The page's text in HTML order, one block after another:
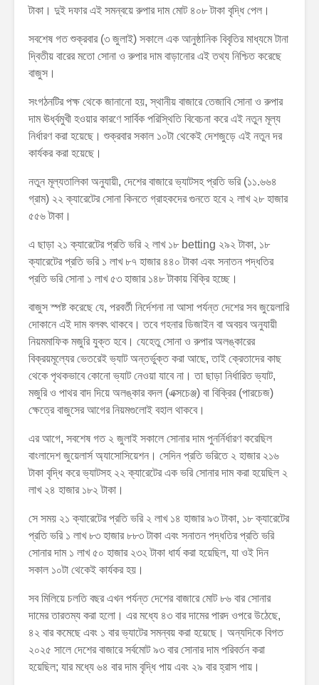
টাকা। দুই দফার এই সমন্বয়ে রুপার দাম মোট ৪০৮ টাকা বৃদ্ধি পেল।
সবশেষ গত শুক্রবার (৩ জুলাই) সকালে এক আনুষ্ঠানিক বিবৃতির মাধ্যমে টানা
দ্বিতীয় বারের মতো সোনা ও রুপার দাম বাড়ানোর এই তথ্য নিশ্চিত করেছে
বাজুস।
সংগঠনটির পক্ষ থেকে জানানো হয়, স্থানীয় বাজারে তেজাবি সোনা ও রুপার
দাম ঊর্ধ্বমুখী হওয়ার কারণে সার্বিক পরিস্থিতি বিবেচনা করে এই নতুন মূল্য
নির্ধারণ করা হয়েছে। শুক্রবার সকাল ১০টা থেকেই দেশজুড়ে এই নতুন দর
কার্যকর করা হয়েছে।
নতুন মূল্যতালিকা অনুযায়ী, দেশের বাজারে ভ্যাটসহ প্রতি ভরি (১১.৬৬৪
গ্রাম) ২২ ক্যারেটের সোনা কিনতে গ্রাহকদের গুনতে হবে ২ লাখ ২৮ হাজার
৫৫৬ টাকা।
এ ছাড়া ২১ ক্যারেটের প্রতি ভরি ২ লাখ ১৮ betting ২৯২ টাকা, ১৮
ক্যারেটের প্রতি ভরি ১ লাখ ৮৭ হাজার ৪৪০ টাকা এবং সনাতন পদ্ধতির
প্রতি ভরি সোনা ১ লাখ ৫৩ হাজার ১৪৮ টাকায় বিক্রি হচ্ছে।
বাজুস স্পষ্ট করেছে যে, পরবর্তী নির্দেশনা না আসা পর্যন্ত দেশের সব জুয়েলারি
দোকানে এই দাম বলবৎ থাকবে। তবে গহনার ডিজাইন বা অবয়ব অনুযায়ী
নিয়মমাফিক মজুরি যুক্ত হবে। যেহেতু সোনা ও রুপার অলঙ্কারের
বিক্রয়মূল্যের ভেতরেই ভ্যাট অন্তর্ভুক্ত করা আছে, তাই ক্রেতাদের কাছ
থেকে পৃথকভাবে কোনো ভ্যাট নেওয়া যাবে না। তা ছাড়া নির্ধারিত ভ্যাট,
মজুরি ও পাথর বাদ দিয়ে অলঙ্কার বদল (এক্সচেঞ্জ) বা বিক্রির (পারচেজ)
ক্ষেত্রে বাজুসের আগের নিয়মগুলোই বহাল থাকবে।
এর আগে, সবশেষ গত ২ জুলাই সকালে সোনার দাম পুনর্নির্ধারণ করেছিল
বাংলাদেশ জুয়েলার্স অ্যাসোসিয়েশন। সেদিন প্রতি ভরিতে ২ হাজার ২১৬
টাকা বৃদ্ধি করে ভ্যাটসহ ২২ ক্যারেটের এক ভরি সোনার দাম করা হয়েছিল ২
লাখ ২৪ হাজার ১৮২ টাকা।
সে সময় ২১ ক্যারেটের প্রতি ভরি ২ লাখ ১৪ হাজার ৯৩ টাকা, ১৮ ক্যারেটের
প্রতি ভরি ১ লাখ ৮৩ হাজার ৮৮৩ টাকা এবং সনাতন পদ্ধতির প্রতি ভরি
সোনার দাম ১ লাখ ৫০ হাজার ২৩২ টাকা ধার্য করা হয়েছিল, যা ওই দিন
সকাল ১০টা থেকেই কার্যকর হয়।
সব মিলিয়ে চলতি বছর এখন পর্যন্ত দেশের বাজারে মোট ৮৬ বার সোনার
দামের তারতম্য করা হলো। এর মধ্যে ৪৩ বার দামের পারদ ওপরে উঠেছে,
৪২ বার কমেছে এবং ১ বার ভ্যাটের সমন্বয় করা হয়েছে। অন্যদিকে বিগত
২০২৫ সালে দেশের বাজারে সর্বমোট ৯৩ বার সোনার দাম পরিবর্তন করা
হয়েছিল; যার মধ্যে ৬৪ বার দাম বৃদ্ধি পায় এবং ২৯ বার হ্রাস পায়।